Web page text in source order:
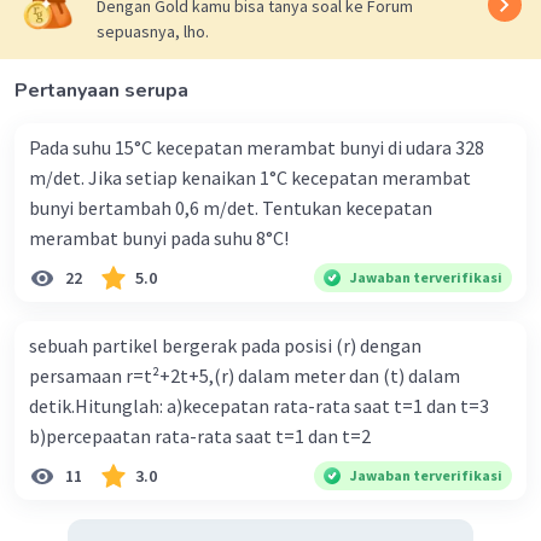
searah dengan arah jarum jam bertanda (-).
Diketahui :
w1 = 400 N
AB = 5 m
AC = ½ x 5 m = 2,5 m
AD = ⅓ x 5 m = 5/3 m
Ditanya :
NB dan NA
Pembahasan :
Hitung jarak OA dengan menggunakan Teorema
Phytagoras :
OA = √(5² - 4²)
OA = √9
OA = 3 m
Hitung nilai perbandingan trigonometri untuk :
Dengan Gold kamu bisa tanya soal ke Forum
sepuasnya, lho.
Pertanyaan serupa
Pada suhu 15°C kecepatan merambat bunyi di udara 328
m/det. Jika setiap kenaikan 1°C kecepatan merambat
bunyi bertambah 0,6 m/det. Tentukan kecepatan
merambat bunyi pada suhu 8°C!
22 5.0 Jawaban terverifikasi
sebuah partikel bergerak pada posisi (r) dengan
persamaan r=t²+2t+5,(r) dalam meter dan (t) dalam
detik.Hitunglah: a)kecepatan rata-rata saat t=1 dan t=3
b)percepaatan rata-rata saat t=1 dan t=2
11 3.0 Jawaban terverifikasi